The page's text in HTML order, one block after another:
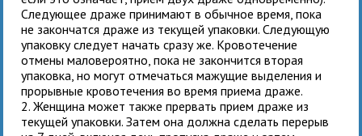
Следующее драже принимают в обычное время, пока
не закончатся драже из текущей упаковки. Следующую
упаковку следует начать сразу же. Кровотечение
отмены маловероятно, пока не закончится вторая
упаковка, но могут отмечаться мажущие выделения и
прорывные кровотечения во время приема драже.
2. Женщина может также прервать прием драже из
текущей упаковки. Затем она должна сделать перерыв